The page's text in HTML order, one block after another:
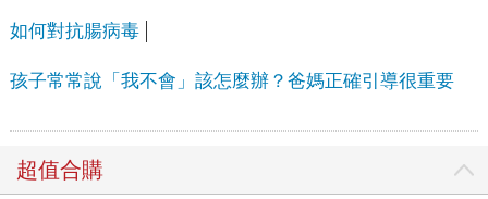
如何對抗腸病毒
孩子常常說「我不會」該怎麼辦？爸媽正確引導很重要
超值合購